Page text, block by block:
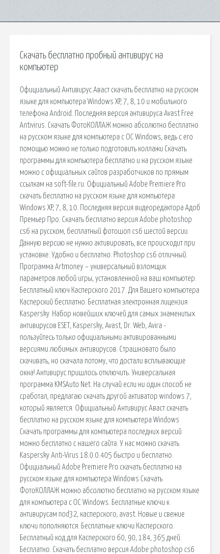
Скачать бесплатно пробный антивирус на
компьютер
Официальный Антивирус Аваст скачать бесплатно на русском
языке для компьютера Windows XP, 7, 8, 10 и мобильного
телефона Android. Последняя версия антивируса Avast Free
Antivirus. Скачать ФотоКОЛЛАЖ можно абсолютно бесплатно
на русском языке для компьютера с ОС Windows, ведь с его
помощью можно не только подготовить коллажи Скачать
программы для компьютера бесплатно и на русском языке
можно с официальных сайтов разработчиков по прямым
ссылкам на soft-file.ru. Официальный Adobe Premiere Pro
скачать бесплатно на русском языке для компьютера
Windows XP, 7, 8, 10. Последняя версия видеоредактора Адоб
Премьер Про. Скачать бесплатно версия Adobe photoshop
cs6 на русском, бесплатный фотошоп cs6 шестой версии.
Данную версию не нужно активировать, все происходит при
установке. Удобно и бесплатно. Photoshop cs6 отличный.
Программа Artmoney – универсальный взломщик
параметров любой игры, установленной на ваш компьютер.
Бесплатный ключ Касперского 2017. Для Вашего компьютера
Касперский бесплатно. Бесплатная электронная лицензия
Kaspersky. Набор новейших ключей для самых знаменитых
антивирусов ESET, Kaspersky, Avast, Dr. Web, Avira -
пользуйтесь только официальными активированными
версиями любимых антивирусов. Страшновато было
скачивать, но скачала потому, что достали всплывающие
окна! Антивирус пришлось отключить. Универсальная
программа KMSAuto Net. На случай если ни один способ не
сработал, предлагаю скачать другой активатор windows 7,
который является. Официальный Антивирус Аваст скачать
бесплатно на русском языке для компьютера Windows
Скачать программы для компьютера последних версий
можно бесплатно с нашего сайта. У нас можно скачать
Kaspersky Anti-Virus 18.0.0.405 быстро и бесплатно.
Официальный Adobe Premiere Pro скачать бесплатно на
русском языке для компьютера Windows Скачать
ФотоКОЛЛАЖ можно абсолютно бесплатно на русском языке
для компьютера с ОС Windows. Бесплатные ключи к
антивирусам nod32, касперского, avast. Новые и свежие
ключи пополняются. Бесплатные ключи Касперского.
Бесплатный код для Касперского 60, 90, 184, 365 дней.
Бесплатно. Скачать бесплатно версия Adobe photoshop cs6